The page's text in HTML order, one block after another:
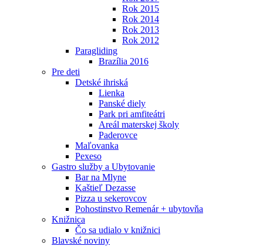
Rok 2015
Rok 2014
Rok 2013
Rok 2012
Paragliding
Brazília 2016
Pre deti
Detské ihriská
Lienka
Panské diely
Park pri amfiteátri
Areál materskej školy
Paderovce
Maľovanka
Pexeso
Gastro služby a Ubytovanie
Bar na Mlyne
Kaštieľ Dezasse
Pizza u sekerovcov
Pohostinstvo Remenár + ubytovňa
Knižnica
Čo sa udialo v knižnici
Blavské noviny